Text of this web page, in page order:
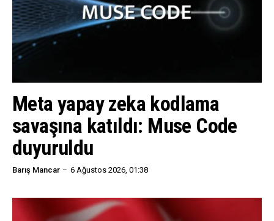
Meta yapay zeka kodlama
savaşına katıldı: Muse Code
duyuruldu
Barış Mancar 6 Ağustos 2026, 01:38